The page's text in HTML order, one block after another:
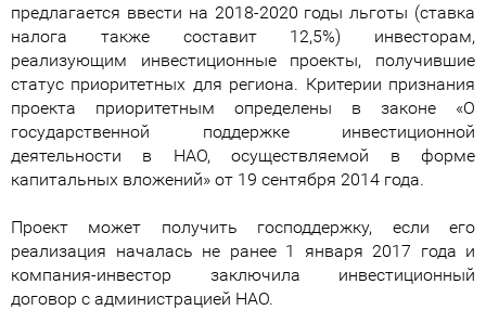
предлагается ввести на 2018-2020 годы льготы (ставка
налога также составит 12,5%) инвесторам,
реализующим инвестиционные проекты, получившие
статус приоритетных для региона. Критерии признания
проекта приоритетным определены в законе «О
государственной поддержке инвестиционной
деятельности в НАО, осуществляемой в форме
капитальных вложений» от 19 сентября 2014 года.
Проект может получить господдержку, если его
реализация началась не ранее 1 января 2017 года и
компания-инвестор заключила инвестиционный
договор с администрацией НАО.